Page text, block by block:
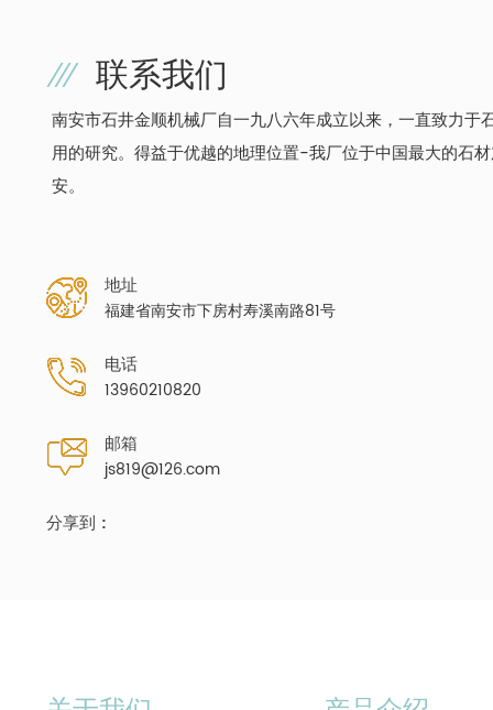
联系我们
南安市石井金顺机械厂自一九八六年成立以来，一直致力于
用的研究。得益于优越的地理位置-我厂位于中国最大的石
安。
地址
福建省南安市下房村寿溪南路81号
电话
13960210820
邮箱
js819@126.com
分享到 :